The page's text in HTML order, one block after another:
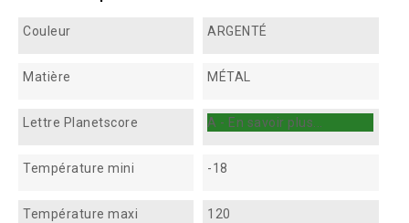
Couleur ARGENTÉ
Matière MÉTAL
Lettre Planetscore A - En savoir plus...
Température mini -18
Température maxi 120